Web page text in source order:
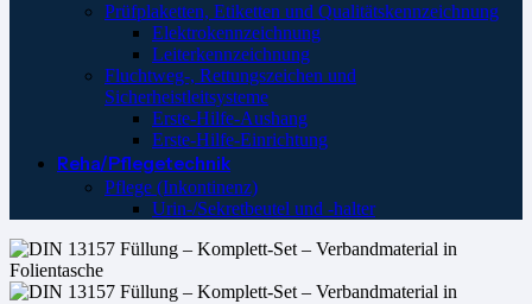
Prüfplaketten, Etiketten und Qualitätskennzeichnung
Elektrokennzeichnung
Leiterkennzeichnung
Fluchtweg-, Rettungszeichen und
Sicherheistleitsysteme
Erste-Hilfe-Aushang
Erste-Hilfe-Einrichtung
Reha/Pflegetechnik
Pflege (Inkontinenz)
Urin-/Sekretbeutel und -halter